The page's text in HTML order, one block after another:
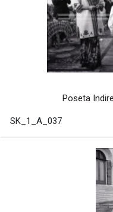
Poseta
SK_1_A_037